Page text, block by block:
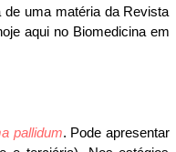
uma matéria da Revista
aqui no Biomedicina em
pallidum. Pode apresentar